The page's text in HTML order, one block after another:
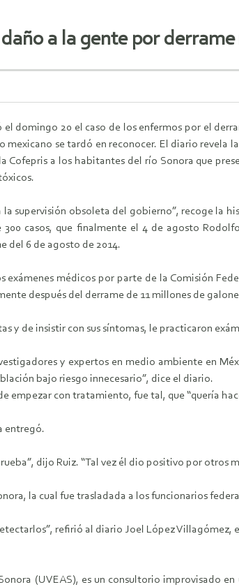
a la gente por
domingo 20 el caso de los enfermos por el
mexicano se tardó en reconocer. El diario revela
Cofepris a los habitantes del río Sonora que
supervisión obsoleta del gobierno”, recoge la
casos, que finalmente el 4 de agosto
del 6 de agosto de 2014.
médicos por parte de la Comisión
después del derrame de 11 millones de
y de insistir con sus síntomas, le practicaron
y expertos en medio ambiente en
bajo riesgo innecesario”, dice el diario.
empezar con tratamiento, fue tal, que “quería
entregó.
dijo Ruiz. “Tal vez él dio positivo por otros
la cual fue trasladada a los funcionarios
refirió al diario Joel López
(UVEAS), es un consultorio improvisado